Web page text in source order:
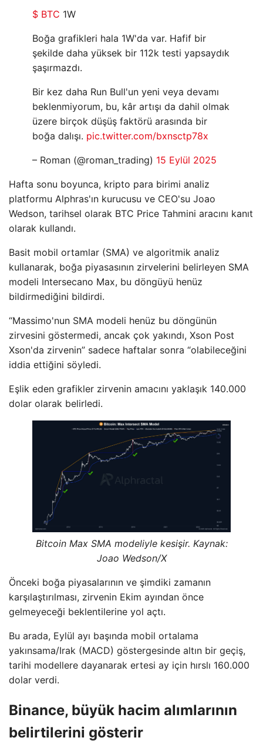
$ BTC 1W
Boğa grafikleri hala 1W'da var. Hafif bir
şekilde daha yüksek bir 112k testi yapsaydık
şaşırmazdı.
Bir kez daha Run Bull'un yeni veya devamı
beklenmiyorum, bu, kâr artışı da dahil olmak
üzere birçok düşüş faktörü arasında bir
boğa dalışı. pic.twitter.com/bxnsctp78x
– Roman (@roman_trading) 15 Eylül 2025
Hafta sonu boyunca, kripto para birimi analiz
platformu Alphras'ın kurucusu ve CEO'su Joao
Wedson, tarihsel olarak BTC Price Tahmini aracını kanıt
olarak kullandı.
Basit mobil ortamlar (SMA) ve algoritmik analiz
kullanarak, boğa piyasasının zirvelerini belirleyen SMA
modeli Intersecano Max, bu döngüyü henüz
bildirmediğini bildirdi.
“Massimo'nun SMA modeli henüz bu döngünün
zirvesini göstermedi, ancak çok yakındı, Xson Post
Xson'da zirvenin” sadece haftalar sonra “olabileceğini
iddia ettiğini söyledi.
Eşlik eden grafikler zirvenin amacını yaklaşık 140.000
dolar olarak belirledi.
Bitcoin Max SMA modeliyle kesişir. Kaynak:
Joao Wedson/X
Önceki boğa piyasalarının ve şimdiki zamanın
karşılaştırılması, zirvenin Ekim ayından önce
gelmeyeceği beklentilerine yol açtı.
Bu arada, Eylül ayı başında mobil ortalama
yakınsama/Irak (MACD) göstergesinde altın bir geçiş,
tarihi modellere dayanarak ertesi ay için hırslı 160.000
dolar verdi.
Binance, büyük hacim alımlarının
belirtilerini gösterir